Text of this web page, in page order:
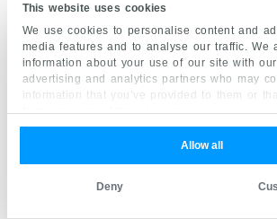
This website uses cookies
We use cookies to personalise content and
media features and to analyse our traffic. We
information about your use of our site with our
advertising and analytics partners who may
information that you’ve provided to them or
from your use of their services.
Allow all
Deny
cardiomiócitos e a contração
cardíaco. Por isso, as ondas do
ondas das curvas de pressão (que
pela contração efetiva do músculo
onda 'P', que representa a
ventricular, que promove a